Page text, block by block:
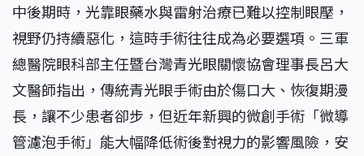
中後期時，光靠眼藥水與雷射治療已難以控制眼壓，
視野仍持續惡化，這時手術往往成為必要選項。三軍
總醫院眼科部主任暨台灣青光眼關懷協會理事長呂大
文醫師指出，傳統青光眼手術由於傷口大、恢復期漫
長，讓不少患者卻步，但近年新興的微創手術「微導
管濾泡手術」能大幅降低術後對視力的影響風險，安